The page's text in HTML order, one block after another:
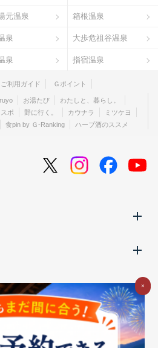
元温泉 箱根温泉
泉 大歩危祖谷温泉
泉 指宿温泉
ご利用ガイド Ｇポイント
お湯たび
わたしと、暮らし。
ポ 野に行く。 カウナラ
ミツケヨ
食pin by Ｇ-Ranking ハーブ酒のススメ
×